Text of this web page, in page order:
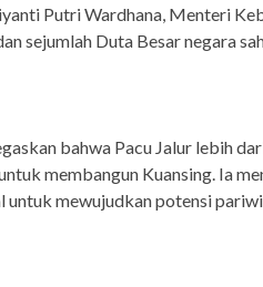
Putri Wardhana, Menteri
sejumlah Duta Besar negara
bahwa Pacu Jalur lebih
membangun Kuansing. Ia
untuk mewujudkan potensi